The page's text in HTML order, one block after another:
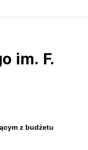
im. F.
z budżetu